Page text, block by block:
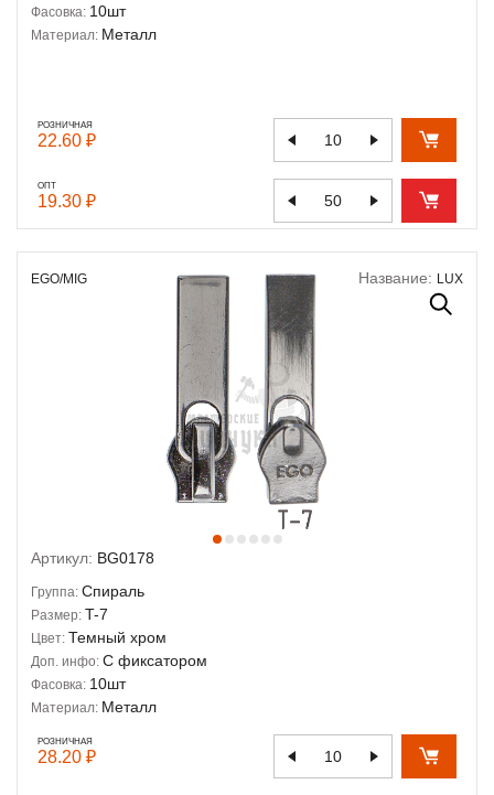
Фасовка: 10шт
Материал: Металл
РОЗНИЧНАЯ
22.60 ₽
ОПТ
19.30 ₽
EGO/MIG Название: LUX
Артикул: BG0178
Группа: Спираль
Размер: T-7
Цвет: Темный хром
Доп. инфо: С фиксатором
Фасовка: 10шт
Материал: Металл
РОЗНИЧНАЯ
28.20 ₽